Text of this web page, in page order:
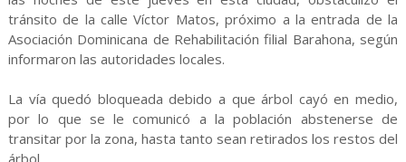
tránsito de la calle Víctor Matos, próximo a la entrada de la
Asociación Dominicana de Rehabilitación filial Barahona, según
informaron las autoridades locales.
La vía quedó bloqueada debido a que árbol cayó en medio,
por lo que se le comunicó a la población abstenerse de
transitar por la zona, hasta tanto sean retirados los restos del
árbol.